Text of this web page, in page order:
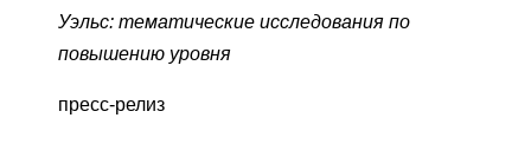
Уэльс: тематические исследования по
повышению уровня
пресс-релиз